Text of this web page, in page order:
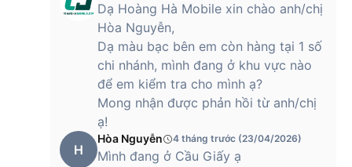
Dạ Hoàng Hà Mobile xin chào anh/chị
Hòa Nguyễn,
Dạ màu bạc bên em còn hàng tại 1 số
chi nhánh, mình đang ở khu vực nào
để em kiểm tra cho mình ạ?
Mong nhận được phản hồi từ anh/chị
ạ!
H
Hòa Nguyễn 4 tháng trước (23/04/2026)
Mình đang ở Cầu Giấy ạ